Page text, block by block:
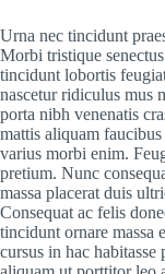
Urna nec tincidunt
Morbi tristique
tincidunt lobortis
nascetur ridiculus mus
porta nibh venenatis
mattis aliquam
varius morbi enim.
pretium. Nunc
massa placerat duis
Consequat ac felis
tincidunt ornare massa
cursus in hac